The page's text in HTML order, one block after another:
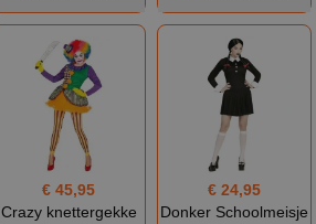
€ 45,95
Crazy knettergekke
€ 24,95
Donker Schoolmeisje